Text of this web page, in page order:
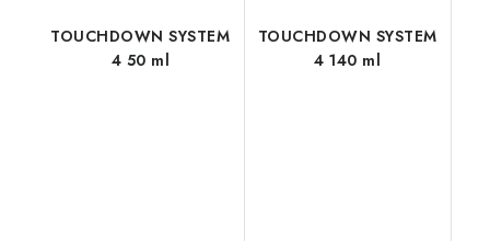
TOUCHDOWN SYSTEM
4 50 ml
TOUCHDOWN SYSTEM
4 140 ml